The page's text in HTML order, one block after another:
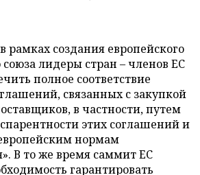
рамках создания европейского
союза лидеры стран – членов ЕС
полное соответствие
связанных с закупкой
в частности, путем
этих соглашений и
нормам
В то же время саммит ЕС
гарантировать